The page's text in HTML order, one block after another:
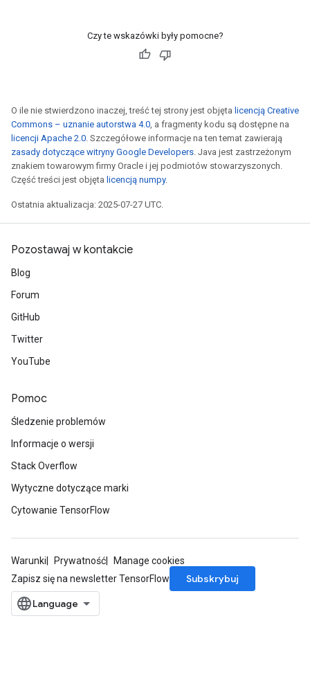
Czy te wskazówki były pomocne?
O ile nie stwierdzono inaczej, treść tej strony jest objęta licencją Creative
Commons – uznanie autorstwa 4.0, a fragmenty kodu są dostępne na
licencji Apache 2.0. Szczegółowe informacje na ten temat zawierają
zasady dotyczące witryny Google Developers. Java jest zastrzeżonym
znakiem towarowym firmy Oracle i jej podmiotów stowarzyszonych.
Część treści jest objęta licencją numpy.
Ostatnia aktualizacja: 2025-07-27 UTC.
Pozostawaj w kontakcie
Blog
Forum
GitHub
Twitter
YouTube
Pomoc
Śledzenie problemów
Informacje o wersji
Stack Overflow
Wytyczne dotyczące marki
Cytowanie TensorFlow
Warunki Prywatność
Manage cookies
Zapisz się na newsletter TensorFlow
Subskrybuj